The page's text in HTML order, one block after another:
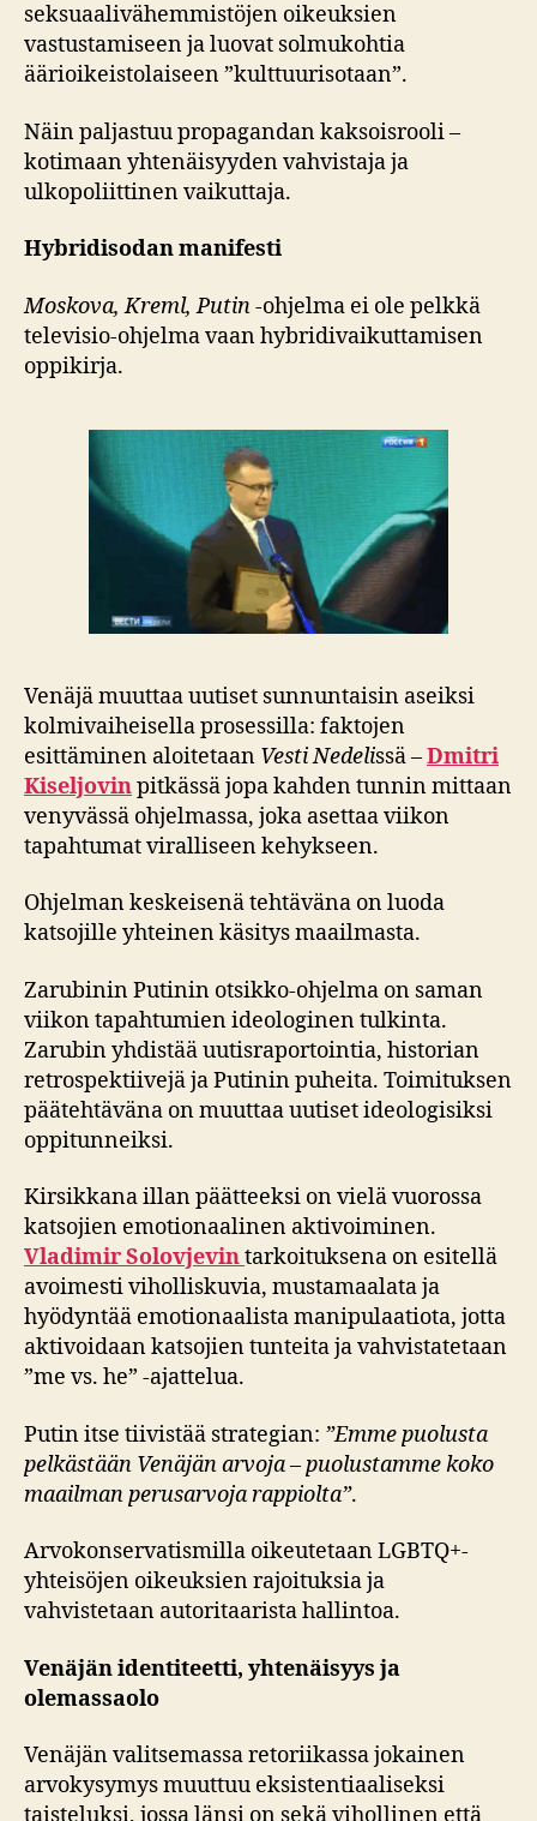
seksuaalivähemmistöjen oikeuksien
vastustamiseen ja luovat solmukohtia
äärioikeistolaiseen ”kulttuurisotaan”.
Näin paljastuu propagandan kaksoisrooli –
kotimaan yhtenäisyyden vahvistaja ja
ulkopoliittinen vaikuttaja.
Hybridisodan manifesti
Moskova, Kreml, Putin-ohjelma ei ole pelkkä
televisio-ohjelma vaan hybridivaikuttamisen
oppikirja.
Venäjä muuttaa uutiset sunnuntaisin aseiksi
kolmivaiheisella prosessilla: faktojen
esittäminen aloitetaan Vesti Nedelissä –Dmitri
Kiseljovinpitkässä jopa kahden tunnin mittaan
venyvässä ohjelmassa, joka asettaa viikon
tapahtumat viralliseen kehykseen.
Ohjelman keskeisenä tehtäväna on luoda
katsojille yhteinen käsitys maailmasta.
Zarubinin Putinin otsikko-ohjelma on saman
viikon tapahtumien ideologinen tulkinta.
Zarubin yhdistää uutisraportointia, historian
retrospektiivejä ja Putinin puheita. Toimituksen
päätehtäväna on muuttaa uutiset ideologisiksi
oppitunneiksi.
Kirsikkana illan päätteeksi on vielä vuorossa
katsojien emotionaalinen aktivoiminen.
Vladimir Solovjevintarkoituksena on esitellä
avoimesti viholliskuvia, mustamaalata ja
hyödyntää emotionaalista manipulaatiota, jotta
aktivoidaan katsojien tunteita ja vahvistatetaan
”me vs. he” -ajattelua.
Putin itse tiivistää strategian: ”Emme puolusta
pelkästään Venäjän arvoja – puolustamme koko
maailman perusarvoja rappiolta”.
Arvokonservatismilla oikeutetaan LGBTQ+-
yhteisöjen oikeuksien rajoituksia ja
vahvistetaan autoritaarista hallintoa.
Venäjän identiteetti, yhtenäisyys ja
olemassaolo
Venäjän valitsemassa retoriikassa jokainen
arvokysymys muuttuu eksistentiaaliseksi